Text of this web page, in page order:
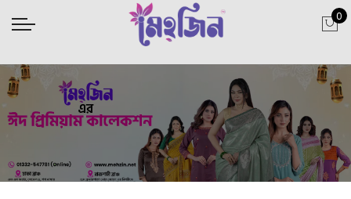
0